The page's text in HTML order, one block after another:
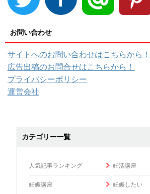
お問い合わせ
サイトへのお問い合わせはこちらから！
広告出稿のお問合せはこちらから！
プライバシーポリシー
運営会社
カテゴリー一覧
人気記事ランキング 妊活講座
妊娠講座 妊娠したい